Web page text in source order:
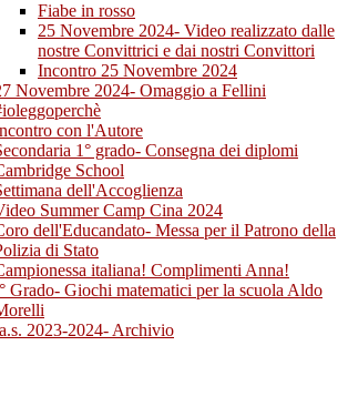
Fiabe in rosso
25 Novembre 2024- Video realizzato dalle
nostre Convittrici e dai nostri Convittori
Incontro 25 Novembre 2024
Novembre 2024- Omaggio a Fellini
con l'Autore
1° grado- Consegna dei diplomi
School
dell'Accoglienza
Summer Camp Cina 2024
dell'Educandato- Messa per il Patrono della
di Stato
italiana! Complimenti Anna!
Grado- Giochi matematici per la scuola Aldo
2023-2024- Archivio